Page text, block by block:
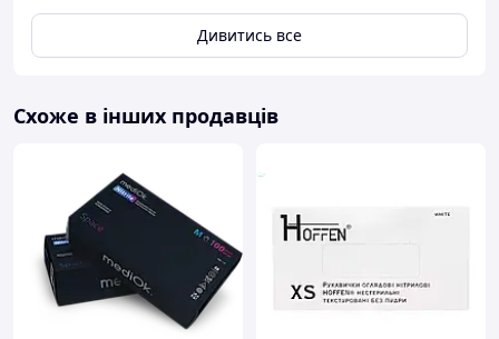
Дивитись все
Схоже в інших продавців